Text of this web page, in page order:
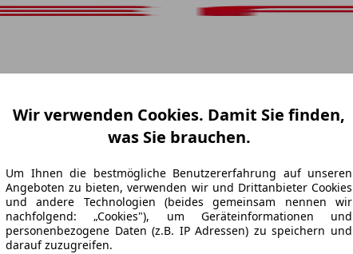
Wir verwenden Cookies. Damit Sie finden,
was Sie brauchen.
Um Ihnen die bestmögliche Benutzererfahrung auf unseren
Angeboten zu bieten, verwenden wir und Drittanbieter Cookies
und andere Technologien (beides gemeinsam nennen wir
nachfolgend: „Cookies"), um Geräteinformationen und
personenbezogene Daten (z.B. IP Adressen) zu speichern und
darauf zuzugreifen.